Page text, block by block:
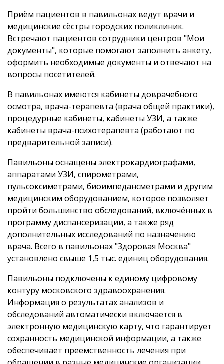
Приём пациентов в павильонах ведут врачи и
медицинские сёстры городских поликлиник.
Встречают пациентов сотрудники центров "Мои
документы", которые помогают заполнить анкету,
оформить необходимые документы и отвечают на
вопросы посетителей.
В павильонах имеются кабинеты доврачебного
осмотра, врача-терапевта (врача общей практики),
процедурные кабинеты, кабинеты УЗИ, а также
кабинеты врача-психотерапевта (работают по
предварительной записи).
Павильоны оснащены электрокардиографами,
аппаратами УЗИ, спирометрами,
пульсоксиметрами, биоимпедансметрами и другим
медицинским оборудованием, которое позволяет
пройти большинство обследований, включённых в
программу диспансеризации, а также ряд
дополнительных исследований по назначению
врача. Всего в павильонах "Здоровая Москва"
установлено свыше 1,5 тыс. единиц оборудования.
Павильоны подключены к единому цифровому
контуру московского здравоохранения.
Информация о результатах анализов и
обследований автоматически включается в
электронную медицинскую карту, что гарантирует
сохранность медицинской информации, а также
обеспечивает преемственность лечения при